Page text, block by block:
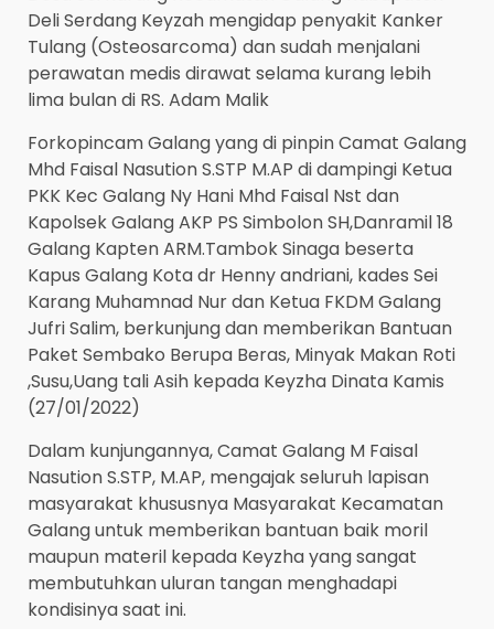
Deli Serdang Keyzah mengidap penyakit Kanker
Tulang (Osteosarcoma) dan sudah menjalani
perawatan medis dirawat selama kurang lebih
lima bulan di RS. Adam Malik
Forkopincam Galang yang di pinpin Camat Galang
Mhd Faisal Nasution S.STP M.AP di dampingi Ketua
PKK Kec Galang Ny Hani Mhd Faisal Nst dan
Kapolsek Galang AKP PS Simbolon SH,Danramil 18
Galang Kapten ARM.Tambok Sinaga beserta
Kapus Galang Kota dr Henny andriani, kades Sei
Karang Muhamnad Nur dan Ketua FKDM Galang
Jufri Salim, berkunjung dan memberikan Bantuan
Paket Sembako Berupa Beras, Minyak Makan Roti
,Susu,Uang tali Asih kepada Keyzha Dinata Kamis
(27/01/2022)
Dalam kunjungannya, Camat Galang M Faisal
Nasution S.STP, M.AP, mengajak seluruh lapisan
masyarakat khususnya Masyarakat Kecamatan
Galang untuk memberikan bantuan baik moril
maupun materil kepada Keyzha yang sangat
membutuhkan uluran tangan menghadapi
kondisinya saat ini.